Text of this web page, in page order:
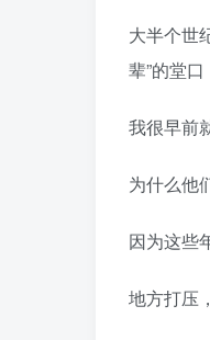
大半个世
辈”的堂
我很早前
为什么他
因为这些
地方打压